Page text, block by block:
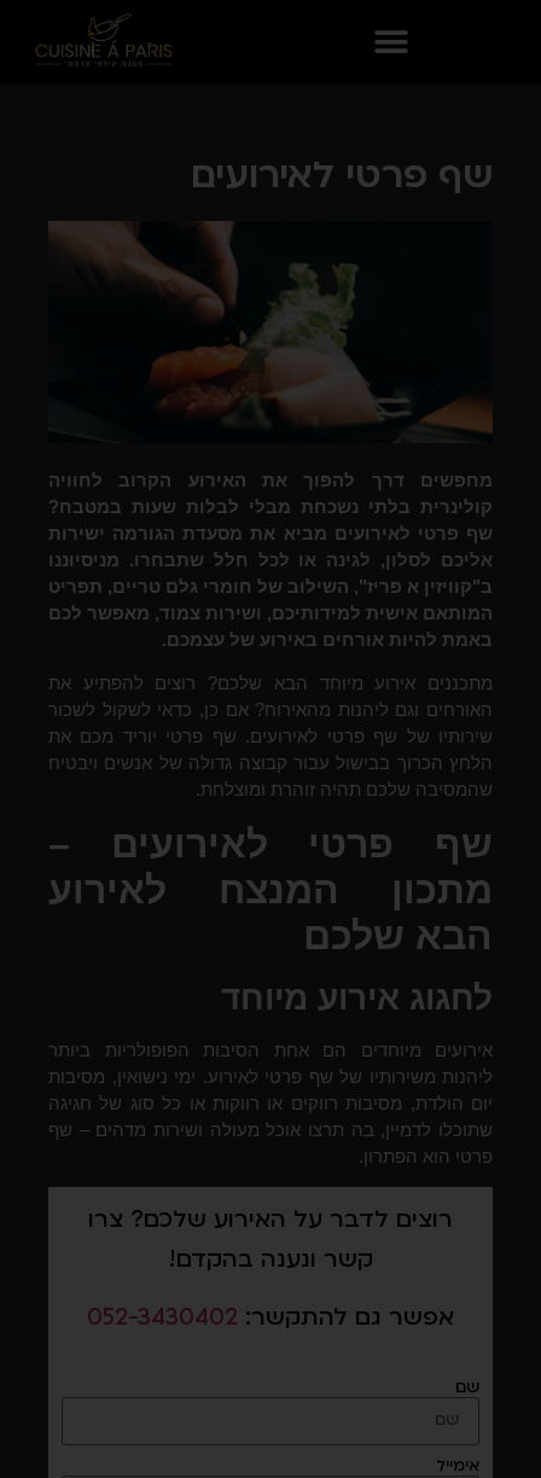
שף פרטי לאירועים
מחפשים דרך להפוך את האירוע הקרוב לחוויה
קולינרית בלתי נשכחת מבלי לבלות שעות במטבח?
שף פרטי לאירועים מביא את מסעדת הגורמה ישירות
אליכם לסלון, לגינה או לכל חלל שתבחרו. מניסיוננו
ב"קוויזין א פריז", השילוב של חומרי גלם טריים, תפריט
המותאם אישית למידותיכם, ושירות צמוד, מאפשר לכם
באמת להיות אורחים באירוע של עצמכם.
מתכננים אירוע מיוחד הבא שלכם? רוצים להפתיע את
האורחים וגם ליהנות מהאירוח? אם כן, כדאי לשקול לשכור
שירותיו של שף פרטי לאירועים. שף פרטי יוריד מכם את
הלחץ הכרוך בבישול עבור קבוצה גדולה של אנשים ויבטיח
שהמסיבה שלכם תהיה זוהרת ומוצלחת.
שף פרטי לאירועים –
מתכון המנצח לאירוע
הבא שלכם
לחגוג אירוע מיוחד
אירועים מיוחדים הם אחת הסיבות הפופולריות ביותר
ליהנות משירותיו של שף פרטי לאירוע. ימי נישואין, מסיבות
יום הולדת, מסיבות רווקים או רווקות או כל סוג של חגיגה
שתוכלו לדמיין, בה תרצו אוכל מעולה ושירות מדהים – שף
פרטי הוא הפתרון.
רוצים לדבר על האירוע שלכם? צרו
קשר ונענה בהקדם!
אפשר גם להתקשר: 052-3430402
שם
אימייל